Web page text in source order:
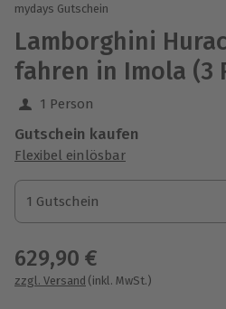
mydays Gutschein
Lamborghini
fahren in Imola (3
1 Person
Gutschein kaufen
Flexibel einlösbar
1 Gutschein
1 Gutschein
1 Gutschein
629,90 €
zzgl. Versand (inkl. MwSt.)